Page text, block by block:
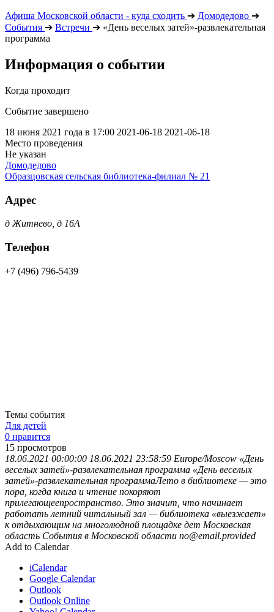
Афиша Московской области - куда сходить ➔ Домодедово ➔
События ➔ Встречи ➔ «День веселых затей»-развлекательная
программа
Информация о событии
Когда проходит
Событие завершено
18 июня 2021 года в 17:00 2021-06-18 2021-06-18
Место проведения
Не указан
Домодедово
Образцовская сельская библиотека-филиал № 21
Адрес
д Житнево, д 16А
Телефон
+7 (496) 796-5439
Темы события
Для детей
0 нравится
15 просмотров
18.06.2021 00:00:00 18.06.2021 23:58:59 Europe/Moscow «День
веселых затей»-развлекательная программа «День веселых
затей»-развлекательная программаЛето в библиотеке — это
пора, когда книга и чтение покоряют
прилегающеепространство. Это значит, что начинает
работать летний читальный зал — библиотека «выезжает»
к отдыхающим на многолюдной площадке дет Московская
область События в Московской области no@email.provided
Add to Calendar
iCalendar
Google Calendar
Outlook
Outlook Online